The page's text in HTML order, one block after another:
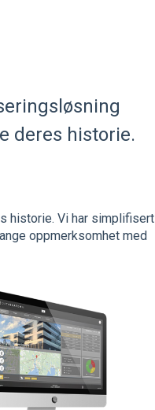
deres historie.
historie. Vi har simplifisert
oppmerksomhet med